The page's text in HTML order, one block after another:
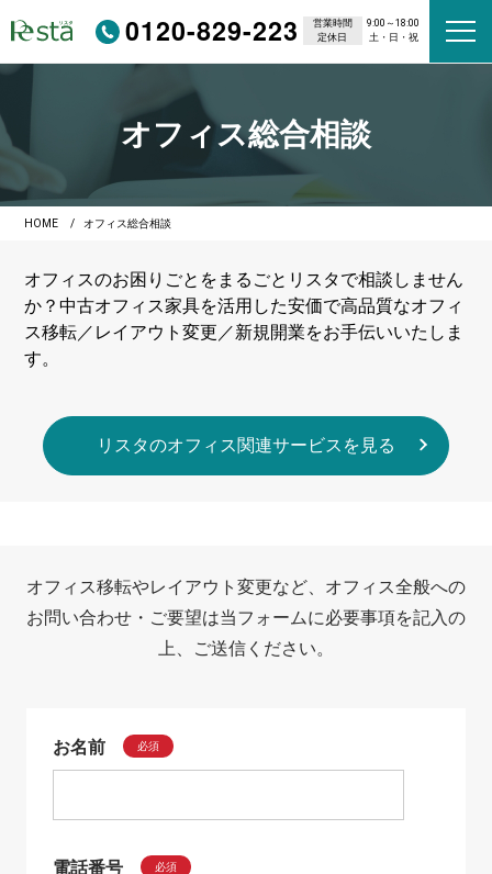
0120-829-223 営業時間
9:00～18:00
定休日
土・日・祝
オフィス総合相談
HOME オフィス総合相談
オフィスのお困りごとをまるごとリスタで相談しません
か？中古オフィス家具を活用した安価で高品質なオフィ
ス移転／レイアウト変更／新規開業をお手伝いいたしま
す。
リスタのオフィス関連サービスを見る
オフィス移転やレイアウト変更など、オフィス全般への
お問い合わせ・ご要望は当フォームに必要事項を記入の
上、ご送信ください。
お名前 必須
電話番号 必須